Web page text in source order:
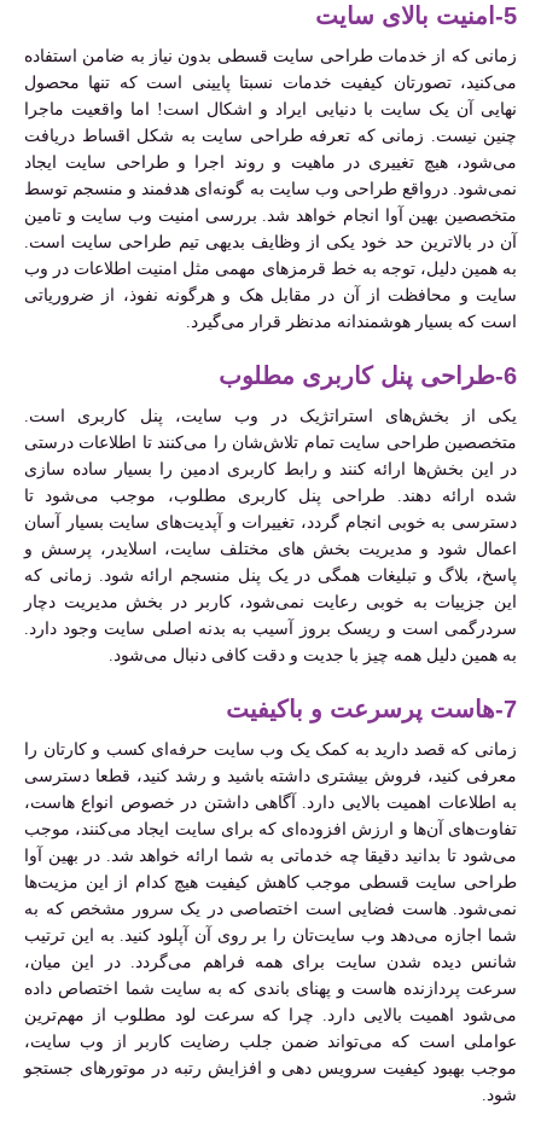
5-امنیت بالای سایت
زمانی که از خدمات طراحی سایت قسطی بدون نیاز به ضامن استفاده
می‌کنید، تصورتان کیفیت خدمات نسبتا پایینی است که تنها محصول
نهایی آن یک سایت با دنیایی ایراد و اشکال است! اما واقعیت ماجرا
چنین نیست. زمانی که تعرفه طراحی سایت به شکل اقساط دریافت
می‌شود، هیچ تغییری در ماهیت و روند اجرا و طراحی سایت ایجاد
نمی‌شود. درواقع طراحی وب سایت به گونه‌ای هدفمند و منسجم توسط
متخصصین بهین آوا انجام خواهد شد. بررسی امنیت وب سایت و تامین
آن در بالاترین حد خود یکی از وظایف بدیهی تیم طراحی سایت است.
به همین دلیل، توجه به خط قرمزهای مهمی مثل امنیت اطلاعات در وب
سایت و محافظت از آن در مقابل هک و هرگونه نفوذ، از ضروریاتی
است که بسیار هوشمندانه مدنظر قرار می‌گیرد.
6-طراحی پنل کاربری مطلوب
یکی از بخش‌های استراتژیک در وب سایت، پنل کاربری است.
متخصصین طراحی سایت تمام تلاش‌شان را می‌کنند تا اطلاعات درستی
در این بخش‌ها ارائه کنند و رابط کاربری ادمین را بسیار ساده سازی
شده ارائه دهند. طراحی پنل کاربری مطلوب، موجب می‌شود تا
دسترسی به خوبی انجام گردد، تغییرات و آپدیت‌های سایت بسیار آسان
اعمال شود و مدیریت بخش‌ های مختلف سایت، اسلایدر، پرسش و
پاسخ، بلاگ و تبلیغات همگی در یک پنل منسجم ارائه شود. زمانی که
این جزییات به خوبی رعایت نمی‌شود، کاربر در بخش مدیریت دچار
سردرگمی است و ریسک بروز آسیب به بدنه اصلی سایت وجود دارد.
به همین دلیل همه چیز با جدیت و دقت کافی دنبال می‌شود.
7-هاست پرسرعت و باکیفیت
زمانی که قصد دارید به کمک یک وب سایت حرفه‌ای کسب و کارتان را
معرفی کنید، فروش بیشتری داشته باشید و رشد کنید، قطعا دسترسی
به اطلاعات اهمیت بالایی دارد. آگاهی داشتن در خصوص انواع هاست،
تفاوت‌های آن‌ها و ارزش افزوده‌ای که برای سایت ایجاد می‌کنند، موجب
می‌شود تا بدانید دقیقا چه خدماتی به شما ارائه خواهد شد. در بهین آوا
طراحی سایت قسطی موجب کاهش کیفیت هیچ کدام از این مزیت‌ها
نمی‌شود. هاست فضایی است اختصاصی در یک سرور مشخص که به
شما اجازه می‌دهد وب سایت‌تان را بر روی آن آپلود کنید. به این ترتیب
شانس دیده شدن سایت برای همه فراهم می‌گردد. در این میان،
سرعت پردازنده هاست و پهنای باندی که به سایت شما اختصاص داده
می‌شود اهمیت بالایی دارد. چرا که سرعت لود مطلوب از مهم‌ترین
عواملی است که می‌تواند ضمن جلب رضایت کاربر از وب سایت،
موجب بهبود کیفیت سرویس دهی و افزایش رتبه در موتورهای جستجو
شود.